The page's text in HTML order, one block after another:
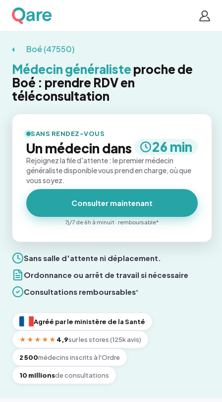
Boé (47550)
Médecin généraliste proche de
Boé : prendre RDV en
téléconsultation
Sans salle d'attente ni déplacement.
Ordonnance ou arrêt de travail si nécessaire
Consultations remboursables*
Agréé par le ministère de la Santé
★★★★★ 4,9sur les stores (125k avis)
2 500médecins inscrits à l'Ordre
10 millionsde consultations
SANS RENDEZ-VOUS
Un médecin dans 26 min
Rejoignez la file d'attente : le premier médecin
généraliste disponible vous prend en charge, où que
vous soyez.
Consulter maintenant
7j/7 de 6h à minuit · remboursable*